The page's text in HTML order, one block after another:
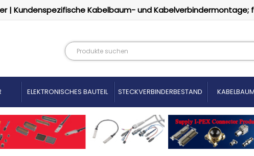
| Kundenspezifische Kabelbaum- und Kabelverbindermontage;
ELEKTRONISCHES BAUTEIL STECKVERBINDERBESTAND